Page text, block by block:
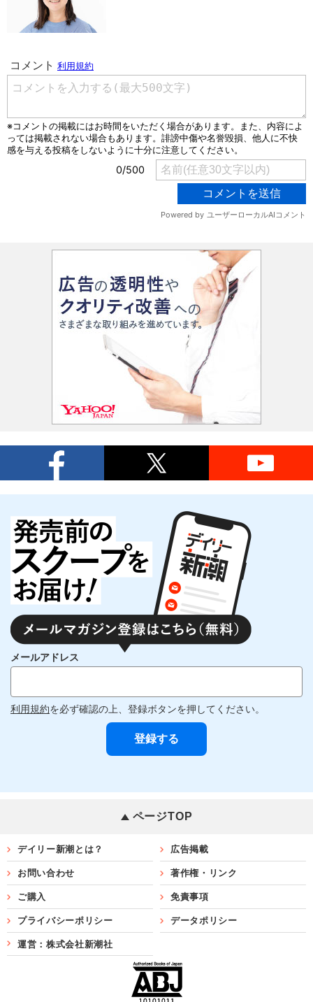
メールアドレス
利用規約を必ず確認の上、登録ボタンを押してください。
ページTOP
デイリー新潮とは？ 広告掲載
お問い合わせ 著作権・リンク
ご購入 免責事項
プライバシーポリシー データポリシー
運営：株式会社新潮社